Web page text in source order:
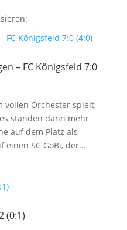
– FC Königsfeld 7:0
vollen Orchester spielt,
standen dann mehr
auf dem Platz als
SC GoBi, der...
(0:1)